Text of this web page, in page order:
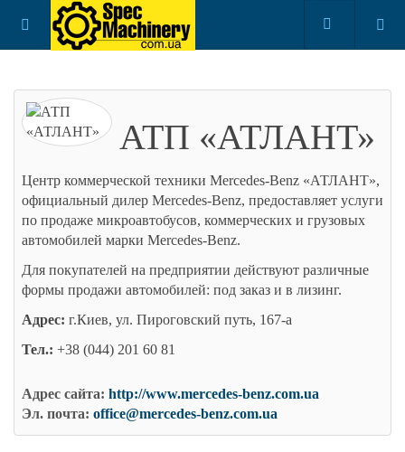
АТП «АТЛАНТ»
Центр коммерческой техники Mercedes-Benz «АТЛАНТ»,
официальный дилер Mercedes-Benz, предоставляет услуги
по продаже микроавтобусов, коммерческих и грузовых
автомобилей марки Mercedes-Benz.
Для покупателей на предприятии действуют различные
формы продажи автомобилей: под заказ и в лизинг.
Адрес: г.Киев, ул. Пироговский путь, 167-а
Тел.: +38 (044) 201 60 81
Адрес сайта: http://www.mercedes-benz.com.ua
Эл. почта: office@mercedes-benz.com.ua